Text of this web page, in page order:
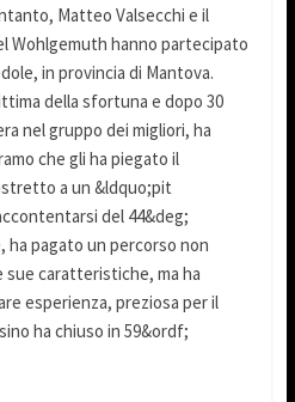
Matteo Valsecchi e il
Wohlgemuth hanno partecipato
in provincia di Mantova.
della sfortuna e dopo 30
nel gruppo dei migliori, ha
che gli ha piegato il
a un &ldquo;pit
del 44&deg;
pagato un percorso non
caratteristiche, ma ha
esperienza, preziosa per il
ha chiuso in 59&ordf;